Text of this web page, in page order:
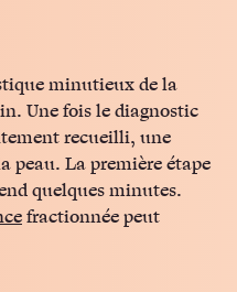
minutieux de la
Une fois le diagnostic
recueilli, une
peau. La première étape
quelques minutes.
fractionnée peut